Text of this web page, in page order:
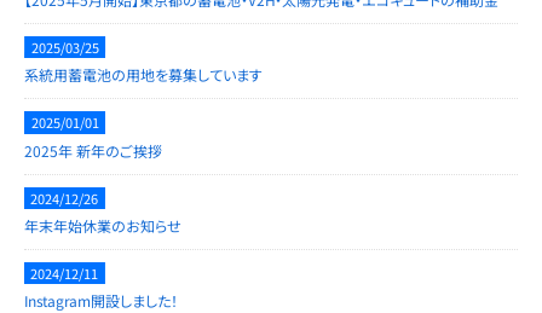
2025/03/25
系統用蓄電池の用地を募集しています
2025/01/01
2025年 新年のご挨拶
2024/12/26
年末年始休業のお知らせ
2024/12/11
Instagram開設しました！